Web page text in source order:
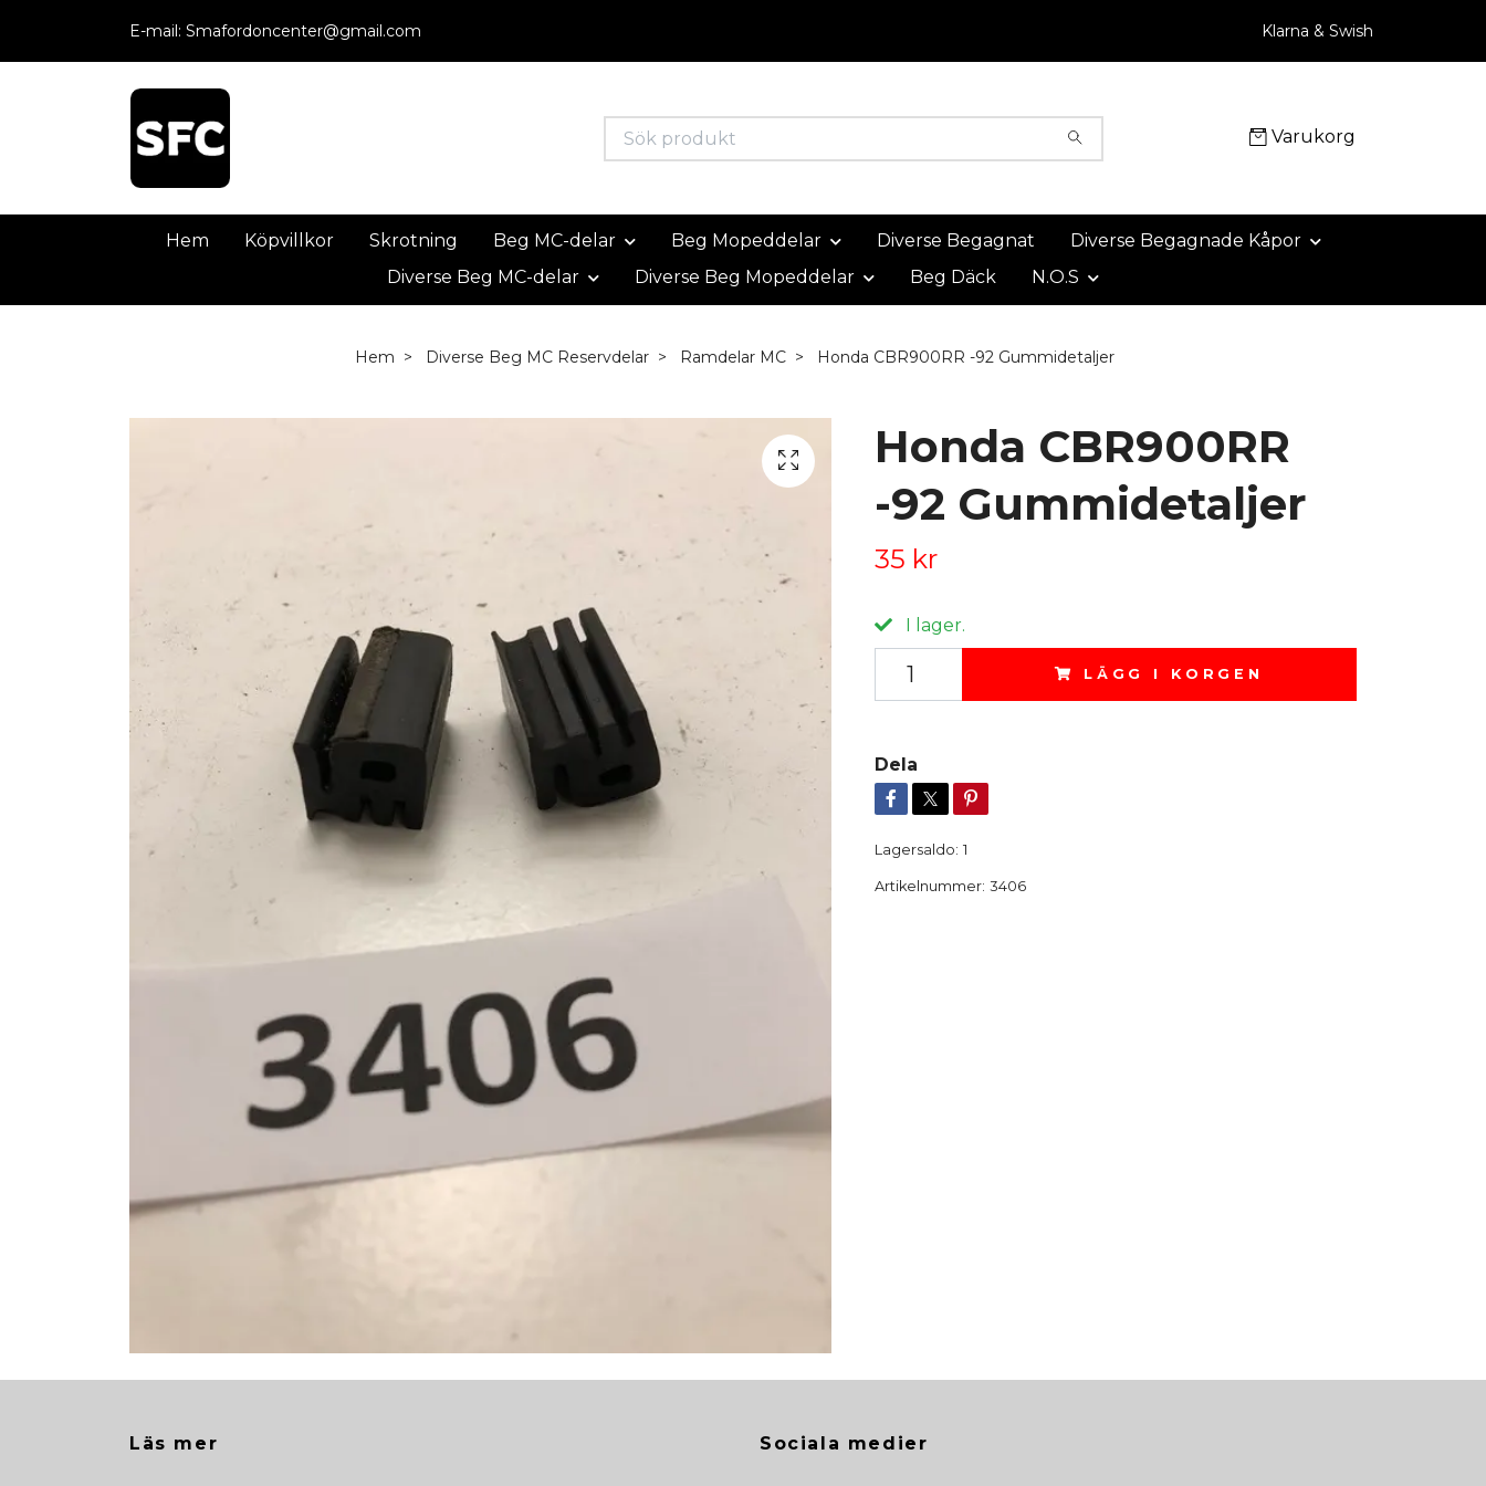
E-mail: Smafordoncenter@gmail.com Klarna & Swish
Varukorg
Hem Köpvillkor Skrotning Beg MC-delar Beg Mopeddelar Diverse Begagnat
Diverse Begagnade Kåpor
Diverse Beg MC-delar
Diverse Beg Mopeddelar Beg Däck N.O.S
Hem Diverse Beg MC Reservdelar Ramdelar MC Honda CBR900RR -92 Gummidetaljer
Honda CBR900RR
-92 Gummidetaljer
35 kr
I lager.
LÄGG I KORGEN
Dela
Lagersaldo: 1
Artikelnummer: 3406
Läs mer Sociala medier